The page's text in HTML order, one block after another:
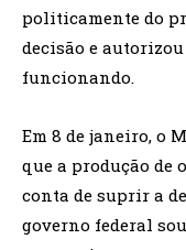
politicamente do
decisão e
funcionando.
Em 8 de janeiro, o
que a produção de
conta de suprir a
governo federal